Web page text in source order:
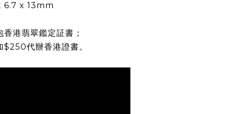
x 13mm
港翡翠鑑定証書；
代辦香港證書。